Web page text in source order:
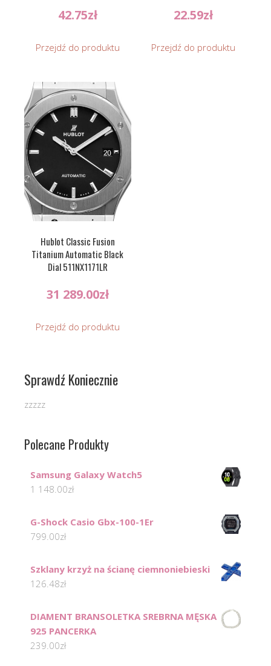
42.75zł
Przejdź do produktu
22.59zł
Przejdź do produktu
Hublot Classic Fusion
Titanium Automatic Black
Dial 511NX1171LR
31 289.00zł
Przejdź do produktu
Sprawdź Koniecznie
zzzzz
Polecane Produkty
Samsung Galaxy Watch5
1 148.00zł
G-Shock Casio Gbx-100-1Er
799.00zł
Szklany krzyż na ścianę ciemnoniebieski
126.48zł
DIAMENT BRANSOLETKA SREBRNA MĘSKA
925 PANCERKA
239.00zł